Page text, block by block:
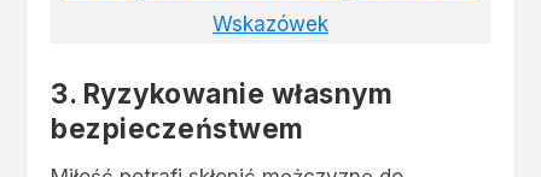
Wskazówek
3. Ryzykowanie własnym
bezpieczeństwem